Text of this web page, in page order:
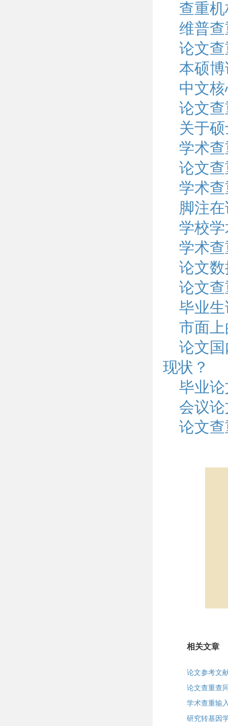
查重
维普
论文
本硕
中文
论文
关于
学术
论文
学术
脚注
学校
学术
论文
论文
毕业
市面
论文
现状？
毕业
会议
论文
相关文章
论文参考文
论文查重查
学术查重输
研究转基因